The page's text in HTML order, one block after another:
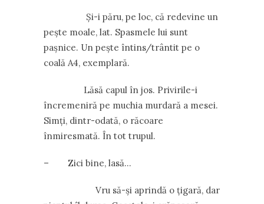
Și-i păru, pe loc, că redevine un
pește moale, lat. Spasmele lui sunt
pașnice. Un pește întins/trântit pe o
coală A4, exemplară.
Lăsă capul în jos. Privirile-i
încremeniră pe muchia murdară a mesei.
Simți, dintr-odată, o răcoare
înmiresmată. În tot trupul.
– Zici bine, lasă…
Vru să-și aprindă o țigară, dar